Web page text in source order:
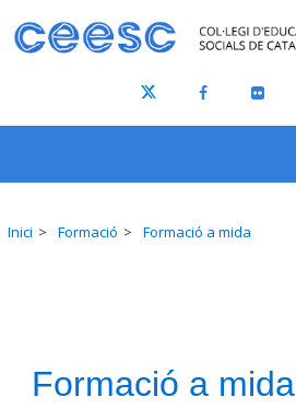
Inici Formació Formació a mida
Formació a mida